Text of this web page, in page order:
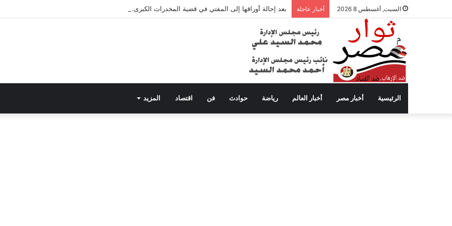
السبت, أغسطس 8 2026 أخبار عاجلة بعد إحالة أوراقها إلى المفتي في قضية المخدرات الكبرى.. من هي سارة خليفة؟
الرئيسية أخبار مصر أخبار العالم رياضة حوادث فن اقتصاد المزيد